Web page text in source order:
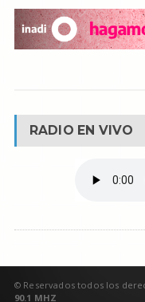
RADIO EN VIVO
© Reservados todos los
90.1 MHZ